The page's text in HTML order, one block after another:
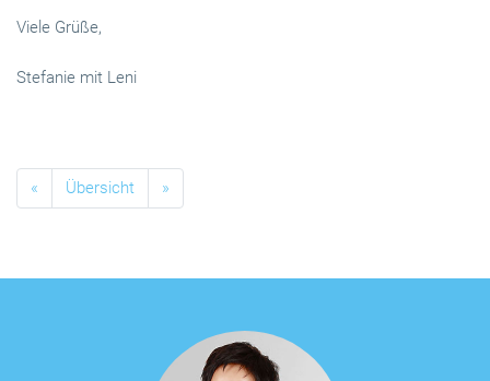
Viele Grüße,
Stefanie mit Leni
« Übersicht »